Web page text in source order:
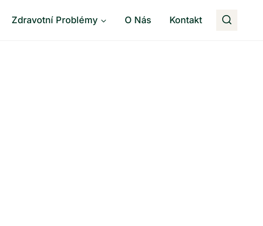
Zdravotní Problémy O Nás Kontakt